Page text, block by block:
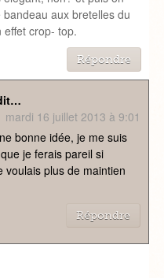
aux bretelles du
crop- top.
Répondre
mardi 16 juillet 2013 à 9:01
bonne idée, je me suis
je ferais pareil si
voulais plus de maintien
Répondre